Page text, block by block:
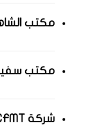
مكتب
مكتب
شركة KCFMT للنقل البحري